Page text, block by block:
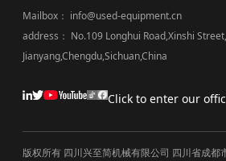
Mailbox： info@used-equipment.cn
address： No.109 Longhui Road,Xinshi Street,
Jianyang,Chengdu,Sichuan,China
Click to enter our
版权所有 四川兴至简机械有限公司 四川省成都